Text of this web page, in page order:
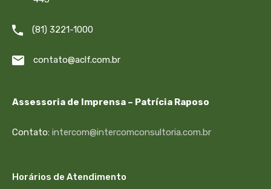
(81) 3221-1000
contato@aclf.com.br
Assessoria de Imprensa – Patrícia Raposo
Contato: intercom@intercomconsultoria.com.br
Horários de Atendimento